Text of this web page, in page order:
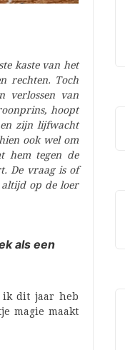
kaste van het
rechten. Toch
verlossen van
hoopt
zijn lijfwacht
ook wel om
hem tegen de
De vraag is of
op de loer
als een
ik dit jaar heb
magie maakt